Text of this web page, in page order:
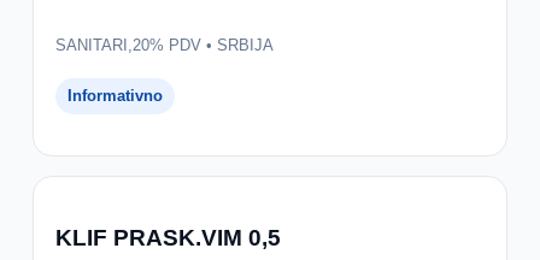
SANITARI,20% PDV • SRBIJA
Informativno
KLIF PRASK.VIM 0,5